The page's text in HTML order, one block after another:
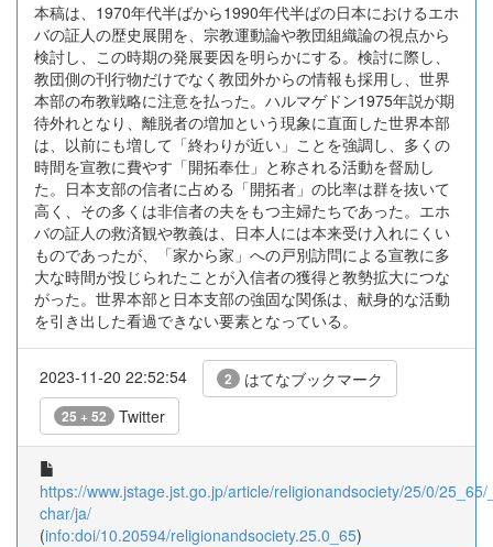
本稿は、1970年代半ばから1990年代半ばの日本におけるエホ
バの証人の歴史展開を、宗教運動論や教団組織論の視点から
検討し、この時期の発展要因を明らかにする。検討に際し、
教団側の刊行物だけでなく教団外からの情報も採用し、世界
本部の布教戦略に注意を払った。ハルマゲドン1975年説が期
待外れとなり、離脱者の増加という現象に直面した世界本部
は、以前にも増して「終わりが近い」ことを強調し、多くの
時間を宣教に費やす「開拓奉仕」と称される活動を督励し
た。日本支部の信者に占める「開拓者」の比率は群を抜いて
高く、その多くは非信者の夫をもつ主婦たちであった。エホ
バの証人の救済観や教義は、日本人には本来受け入れにくい
ものであったが、「家から家」への戸別訪問による宣教に多
大な時間が投じられたことが入信者の獲得と教勢拡大につな
がった。世界本部と日本支部の強固な関係は、献身的な活動
を引き出した看過できない要素となっている。
2023-11-20 22:52:54 2 はてなブックマーク
25 + 52 Twitter
https://www.jstage.jst.go.jp/article/religionandsociety/25/0/25_65/
char/ja/
(info:doi/10.20594/religionandsociety.25.0_65)